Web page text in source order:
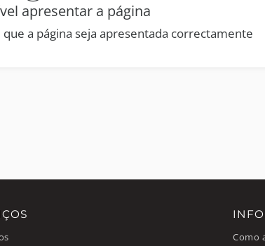
apresentar a página
a página seja apresentada correctamente
Como